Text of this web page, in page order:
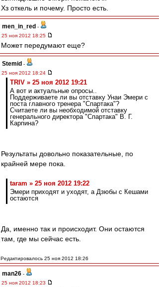
Хз откель и почему. Просто есть.
men_in_red -
25 ноя 2012 18:25
Может передумают еще?
Stemid -
25 ноя 2012 18:24
TRIV » 25 ноя 2012 19:21
А вот и актуальные опросы..
Поддерживаете ли вы отставку Унаи Эмери с
поста главного тренера "Спартака"?
Считаете ли вы необходимой отставку
генерального директора "Спартака" В. Г.
Карпина?
Результаты довольно показательные, по
крайней мере пока.
taram » 25 ноя 2012 19:22
Эмери приходят и уходят, а Дзюбы с Кешами
остаются
Да, именно так и происходит. Они остаются
там, где мы сейчас есть.
Редактировалось 25 ноя 2012 18:26
man26 -
25 ноя 2012 18:23